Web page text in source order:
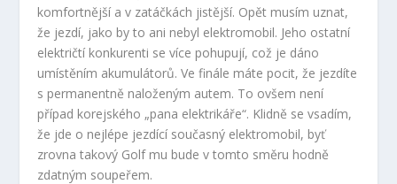
komfortnější a v zatáčkách jistější. Opět musím uznat,
že jezdí, jako by to ani nebyl elektromobil. Jeho ostatní
električtí konkurenti se více pohupují, což je dáno
umístěním akumulátorů. Ve finále máte pocit, že jezdíte
s permanentně naloženým autem. To ovšem není
případ korejského „pana elektrikáře“. Klidně se vsadím,
že jde o nejlépe jezdící současný elektromobil, byť
zrovna takový Golf mu bude v tomto směru hodně
zdatným soupeřem.